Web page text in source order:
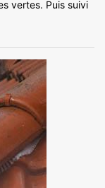
vertes. Puis suivi